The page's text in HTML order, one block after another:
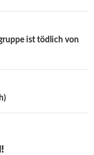
ist tödlich von